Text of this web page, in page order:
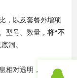
，以及套餐外增项
型号、数量， 将“不
洞。
相对透明，工长或